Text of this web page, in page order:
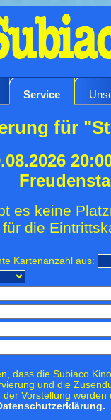
Service
für
es keine
die
Kartenanzahl aus:
dass die Subiaco
und die
Vorstellung